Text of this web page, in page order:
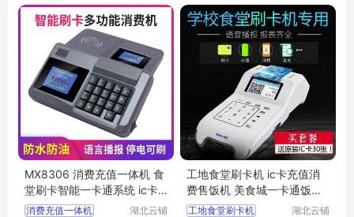
便利店收银系统
扫描枪支付盒子价格
MX8306 消费充值一体机 食
堂刷卡智能一卡通系统 ic卡
售饭机
消费充值一体机
湖北云铺
工地食堂刷卡机 ic卡充值消
费售饭机 美食城一卡通饭卡
机 云上铺
工地食堂刷卡机
湖北云铺